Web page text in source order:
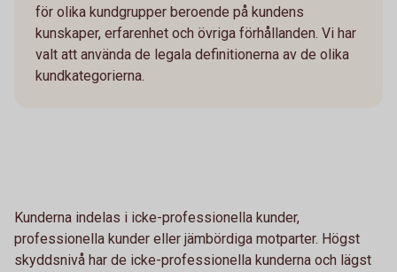
för olika kundgrupper beroende på kundens
kunskaper, erfarenhet och övriga förhållanden. Vi har
valt att använda de legala definitionerna av de olika
kundkategorierna.
Kunderna indelas i icke-professionella kunder,
professionella kunder eller jämbördiga motparter. Högst
skyddsnivå har de icke-professionella kunderna och lägst